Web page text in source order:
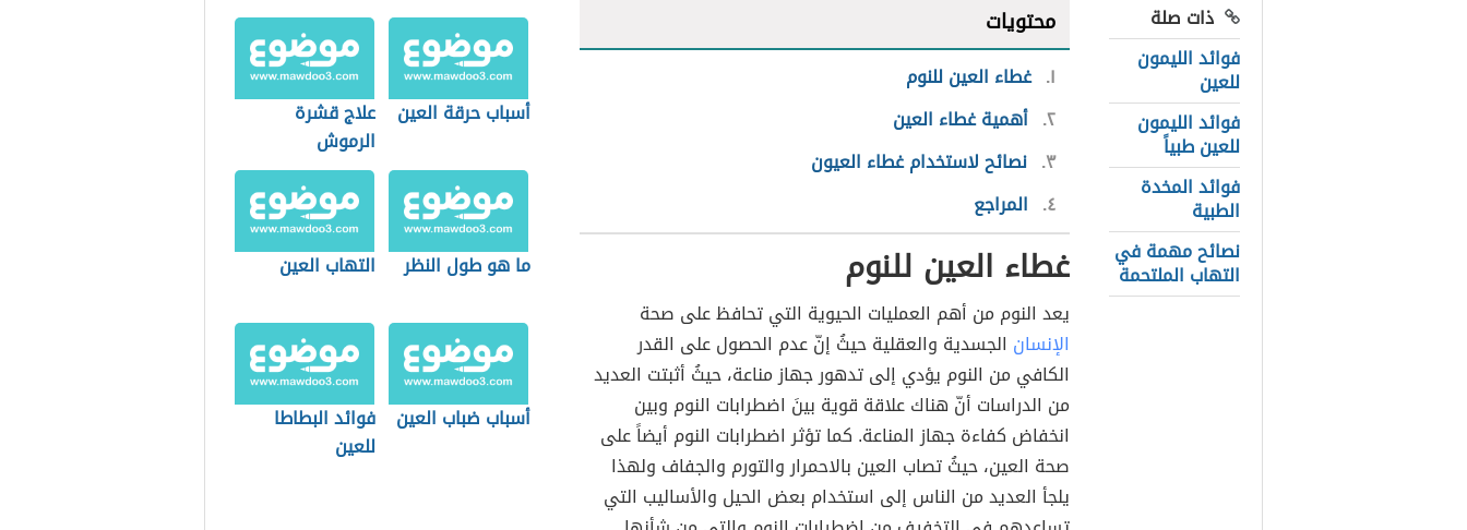
ذات صلة
فوائد الليمون
للعين
فوائد الليمون
للعين طبياً
فوائد المخدة
الطبية
نصائح مهمة في
التهاب الملتحمة
محتويات
١ غطاء العين للنوم
٢ أهمية غطاء العين
٣ نصائح لاستخدام غطاء العيون
٤ المراجع
غطاء العين للنوم
يعد النوم من أهم العمليات الحيوية التي تحافظ على صحة
الإنسان الجسدية والعقلية حيثُ إنّ عدم الحصول على القدر
الكافي من النوم يؤدي إلى تدهور جهاز مناعة، حيثُ أثبتت العديد
من الدراسات أنّ هناك علاقة قوية بينَ اضطرابات النوم وبين
انخفاض كفاءة جهاز المناعة. كما تؤثر اضطرابات النوم أيضاً على
صحة العين، حيثُ تصاب العين بالاحمرار والتورم والجفاف ولهذا
يلجأ العديد من الناس إلى استخدام بعض الحيل والأساليب التي
أسباب حرقة العين
علاج قشرة
الرموش
ما هو طول النظر التهاب العين
أسباب ضباب العين
فوائد البطاطا
للعين